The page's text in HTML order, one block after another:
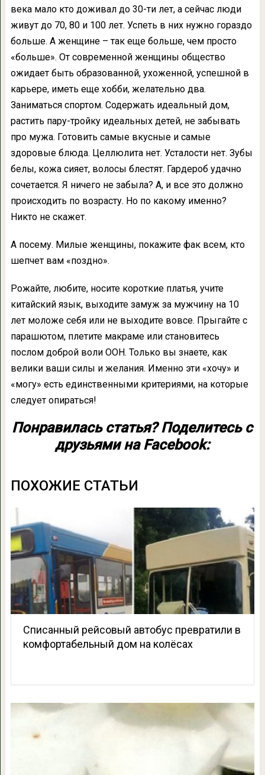
века мало кто доживал до 30-ти лет, а сейчас люди
живут до 70, 80 и 100 лет. Успеть в них нужно гораздо
больше. А женщине – так еще больше, чем просто
«больше». От современной женщины общество
ожидает быть образованной, ухоженной, успешной в
карьере, иметь еще хобби, желательно два.
Заниматься спортом. Содержать идеальный дом,
растить пару-тройку идеальных детей, не забывать
про мужа. Готовить самые вкусные и самые
здоровые блюда. Целлюлита нет. Усталости нет. Зубы
белы, кожа сияет, волосы блестят. Гардероб удачно
сочетается. Я ничего не забыла? А, и все это должно
происходить по возрасту. Но по какому именно?
Никто не скажет.
А посему. Милые женщины, покажите фак всем, кто
шепчет вам «поздно».
Рожайте, любите, носите короткие платья, учите
китайский язык, выходите замуж за мужчину на 10
лет моложе себя или не выходите вовсе. Прыгайте с
парашютом, плетите макраме или становитесь
послом доброй воли ООН. Только вы знаете, как
велики ваши силы и желания. Именно эти «хочу» и
«могу» есть единственными критериями, на которые
следует опираться!
Понравилась статья? Поделитесь с
друзьями на Facebook:
ПОХОЖИЕ СТАТЬИ
Списанный рейсовый автобус превратили в
комфортабельный дом на колёсах